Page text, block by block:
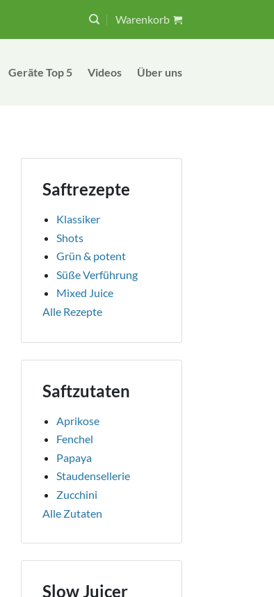
Warenkorb
Geräte Top 5 Videos Über uns
Saftrezepte
Klassiker
Shots
Grün & potent
Süße Verführung
Mixed Juice
Alle Rezepte
Saftzutaten
Aprikose
Fenchel
Papaya
Staudensellerie
Zucchini
Alle Zutaten
Slow Juicer